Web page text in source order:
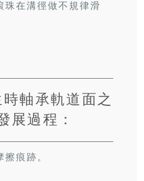
珠在溝徑做不規律滑
軸承軌道面之
展過程：
痕跡。